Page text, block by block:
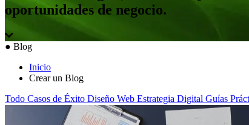
oportunidades de negocio.
● Blog
Inicio
Crear un Blog
Todo Casos de Éxito Diseño Web Estrategia Digital Guías